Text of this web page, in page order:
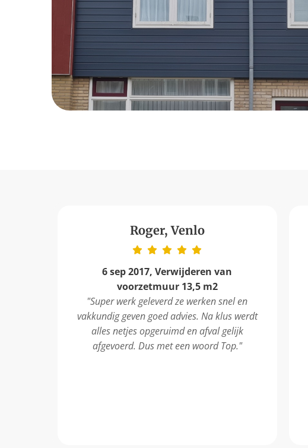
Roger, Venlo
6 sep 2017,Verwijderen van
voorzetmuur 13,5 m2
"Super werk geleverd ze werken snel en
vakkundig geven goed advies. Na klus werdt
alles netjes opgeruimd en afval gelijk
afgevoerd. Dus met een woord Top."